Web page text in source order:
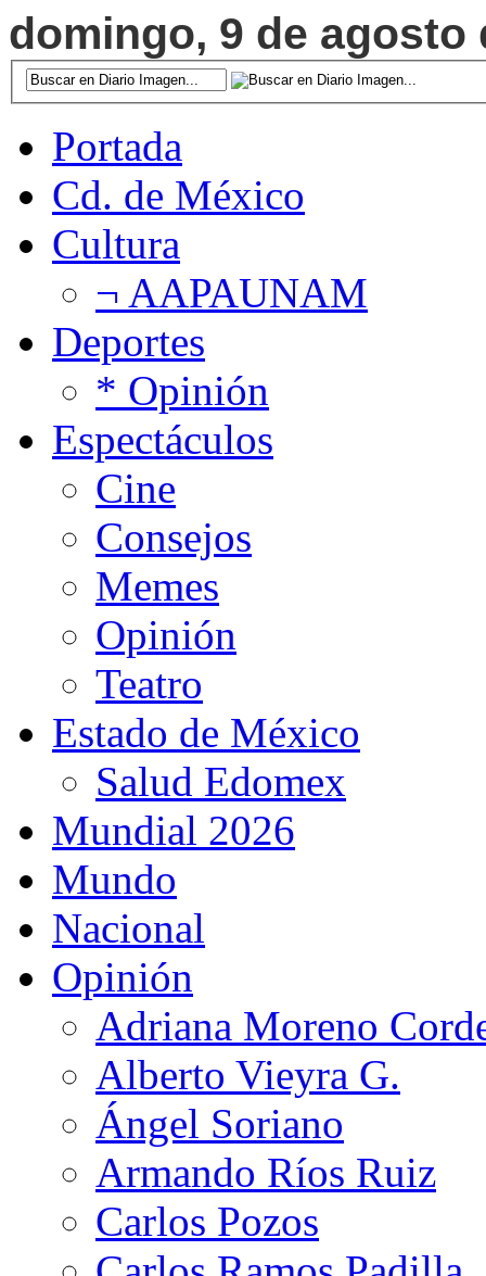
domingo, 9 de agosto
Portada
Cd. de México
Cultura
¬ AAPAUNAM
Deportes
* Opinión
Espectáculos
Cine
Consejos
Memes
Opinión
Teatro
Estado de México
Salud Edomex
Mundial 2026
Mundo
Nacional
Opinión
Adriana Moreno
Alberto Vieyra G.
Ángel Soriano
Armando Ríos Ruiz
Carlos Pozos